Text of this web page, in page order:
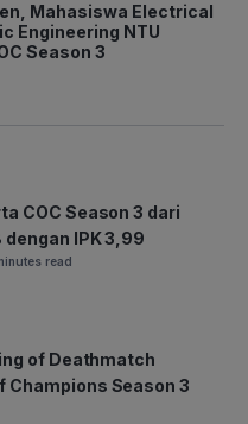
Mahasiswa Electrical
Engineering NTU
Season 3
COC Season 3 dari
IPK 3,99
read
of Deathmatch
Champions Season 3